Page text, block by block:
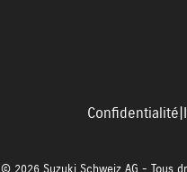
Confidentialité